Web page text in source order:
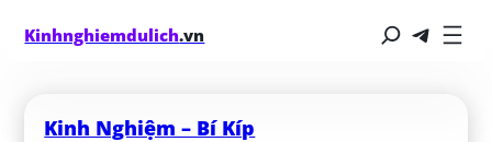
Kinhnghiemdulich.vn
Kinh Nghiệm – Bí Kíp